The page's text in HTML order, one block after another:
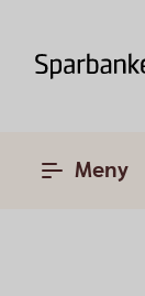
Meny